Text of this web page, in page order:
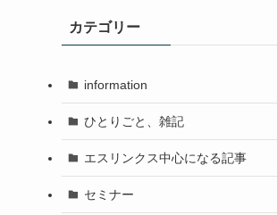
カテゴリー
information
ひとりごと、雑記
エスリンクス中心になる記事
セミナー